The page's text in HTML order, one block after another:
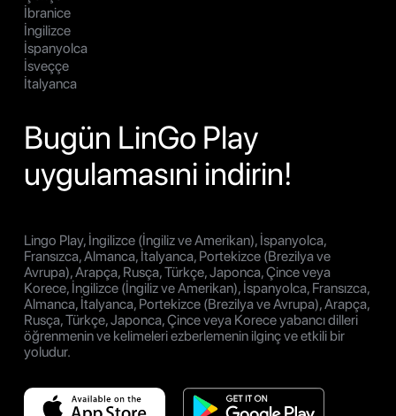
İbranice
İngilizce
İspanyolca
İsveççe
İtalyanca
Bugün LinGo Play
uygulamasıni indirin!
Lingo Play, İngilizce (İngiliz ve Amerikan), İspanyolca,
Fransızca, Almanca, İtalyanca, Portekizce (Brezilya ve
Avrupa), Arapça, Rusça, Türkçe, Japonca, Çince veya
Korece, İngilizce (İngiliz ve Amerikan), İspanyolca, Fransızca,
Almanca, İtalyanca, Portekizce (Brezilya ve Avrupa), Arapça,
Rusça, Türkçe, Japonca, Çince veya Korece yabancı dilleri
öğrenmenin ve kelimeleri ezberlemenin ilginç ve etkili bir
yoludur.